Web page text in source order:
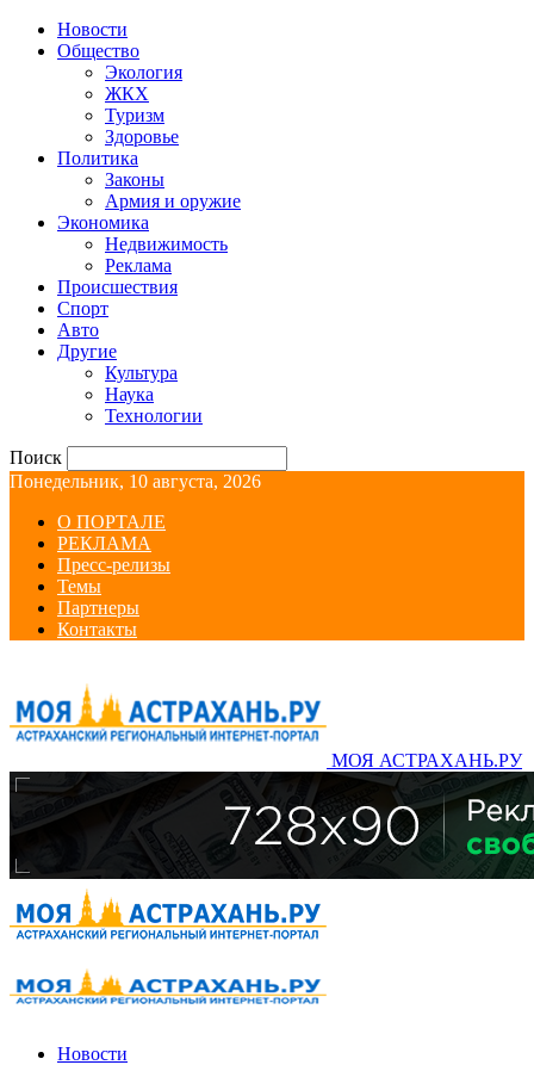
Новости
Общество
Экология
ЖКХ
Туризм
Здоровье
Политика
Законы
Армия и оружие
Экономика
Недвижимость
Реклама
Происшествия
Спорт
Авто
Другие
Культура
Наука
Технологии
Поиск
Понедельник, 10 августа, 2026
О ПОРТАЛЕ
РЕКЛАМА
Пресс-релизы
Темы
Партнеры
Контакты
МОЯ АСТРАХАНЬ.РУ
Новости